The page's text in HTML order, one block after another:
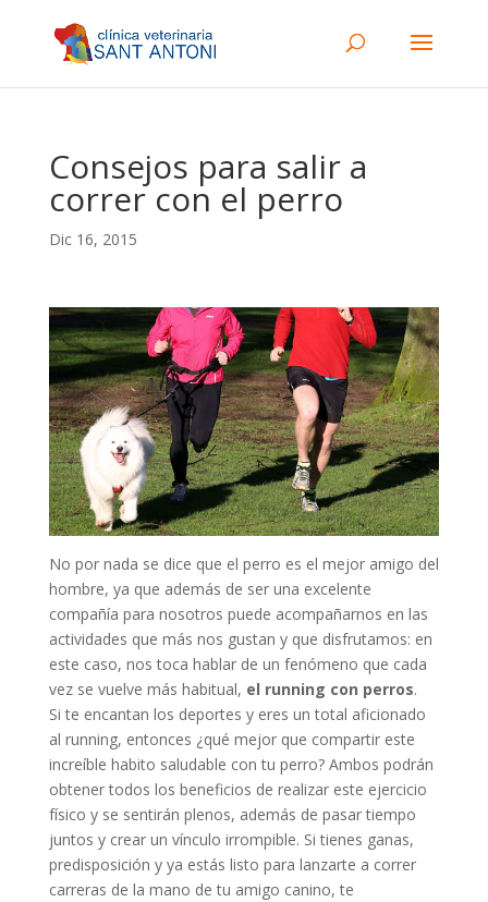
Consejos para salir a
correr con el perro
Dic 16, 2015
No por nada se dice que el perro es el mejor amigo del
hombre, ya que además de ser una excelente
compañía para nosotros puede acompañarnos en las
actividades que más nos gustan y que disfrutamos: en
este caso, nos toca hablar de un fenómeno que cada
vez se vuelve más habitual, el running con perros.
Si te encantan los deportes y eres un total aficionado
al running, entonces ¿qué mejor que compartir este
increíble habito saludable con tu perro? Ambos podrán
obtener todos los beneficios de realizar este ejercicio
físico y se sentirán plenos, además de pasar tiempo
juntos y crear un vínculo irrompible. Si tienes ganas,
predisposición y ya estás listo para lanzarte a correr
carreras de la mano de tu amigo canino, te